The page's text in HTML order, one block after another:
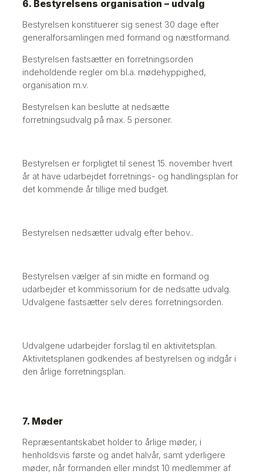
6. Bestyrelsens organisation – udvalg
Bestyrelsen konstituerer sig senest 30 dage efter
generalforsamlingen med formand og næstformand.
Bestyrelsen fastsætter en forretningsorden
indeholdende regler om bl.a. mødehyppighed,
organisation m.v.
Bestyrelsen kan beslutte at nedsætte
forretningsudvalg på max. 5 personer.
Bestyrelsen er forpligtet til senest 15. november hvert
år at have udarbejdet forretnings- og handlingsplan for
det kommende år tillige med budget.
Bestyrelsen nedsætter udvalg efter behov..
Bestyrelsen vælger af sin midte en formand og
udarbejder et kommissorium for de nedsatte udvalg.
Udvalgene fastsætter selv deres forretningsorden.
Udvalgene udarbejder forslag til en aktivitetsplan.
Aktivitetsplanen godkendes af bestyrelsen og indgår i
den årlige forretningsplan.
7. Møder
Repræsentantskabet holder to årlige møder, i
henholdsvis første og andet halvår, samt yderligere
møder, når formanden eller mindst 10 medlemmer af